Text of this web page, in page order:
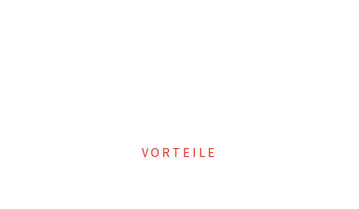
VORTEILE